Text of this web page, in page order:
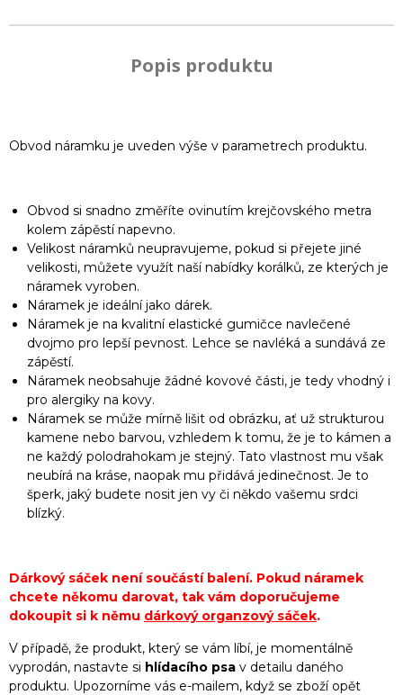
Popis produktu
Obvod náramku je uveden výše v parametrech produktu.
Obvod si snadno změříte ovinutím krejčovského metra
kolem zápěstí napevno.
Velikost náramků neupravujeme, pokud si přejete jiné
velikosti, můžete využít naší nabídky korálků, ze kterých je
náramek vyroben.
Náramek je ideální jako dárek.
Náramek je na kvalitní elastické gumičce navlečené
dvojmo pro lepší pevnost. Lehce se navléká a sundává ze
zápěstí.
Náramek neobsahuje žádné kovové části, je tedy vhodný i
pro alergiky na kovy.
Náramek se může mírně lišit od obrázku, ať už strukturou
kamene nebo barvou, vzhledem k tomu, že je to kámen a
ne každý polodrahokam je stejný. Tato vlastnost mu však
neubírá na kráse, naopak mu přidává jedinečnost. Je to
šperk, jaký budete nosit jen vy či někdo vašemu srdci
blízký.
Dárkový sáček není součástí balení. Pokud náramek
chcete někomu darovat, tak vám doporučujeme
dokoupit si k němu dárkový organzový sáček.
V případě, že produkt, který se vám líbí, je momentálně
vyprodán, nastavte si hlídacího psa v detailu daného
produktu. Upozorníme vás e-mailem, když se zboží opět